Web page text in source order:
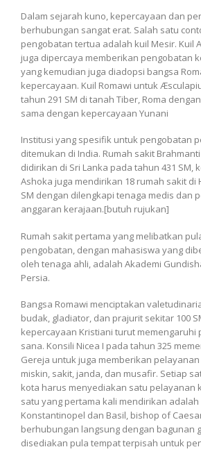
Dalam sejarah kuno, kepercayaan dan
berhubungan sangat erat. Salah satu
pengobatan tertua adalah kuil Mesir. Kuil
juga dipercaya memberikan pengobatan
yang kemudian juga diadopsi bangsa
kepercayaan. Kuil Romawi untuk
tahun 291 SM di tanah Tiber, Roma
sama dengan kepercayaan Yunani
Institusi yang spesifik untuk pengobatan
ditemukan di India. Rumah sakit
didirikan di Sri Lanka pada tahun 431 SM,
Ashoka juga mendirikan 18 rumah sakit di
SM dengan dilengkapi tenaga medis dan
anggaran kerajaan.[butuh rujukan]
Rumah sakit pertama yang melibatkan
pengobatan, dengan mahasiswa yang
oleh tenaga ahli, adalah Akademi
Persia.
Bangsa Romawi menciptakan
budak, gladiator, dan prajurit sekitar 100
kepercayaan Kristiani turut memengaruhi
sana. Konsili Nicea I pada tahun 325
Gereja untuk juga memberikan
miskin, sakit, janda, dan musafir. Setiap
kota harus menyediakan satu pelayanan
satu yang pertama kali mendirikan adalah
Konstantinopel dan Basil, bishop of
berhubungan langsung dengan bagunan
disediakan pula tempat terpisah untuk